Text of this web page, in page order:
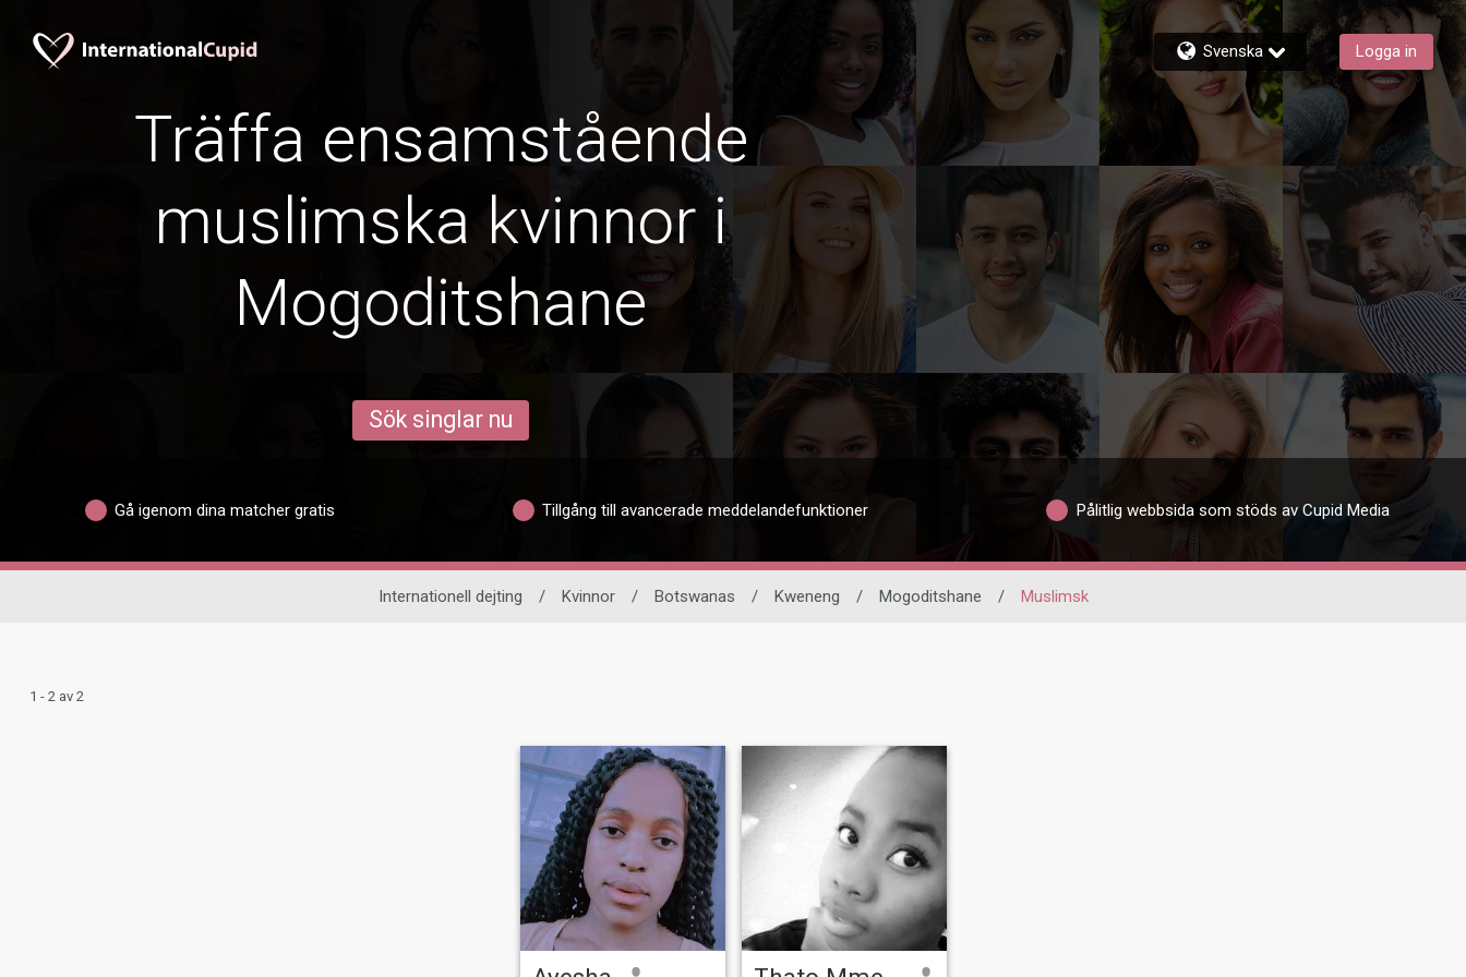
Svenska Logga in
Träffa ensamstående
muslimska kvinnor i
Mogoditshane
Sök singlar nu
Gå igenom dina matcher gratis Tillgång till avancerade meddelandefunktioner Pålitlig webbsida som stöds av Cupid Media
Internationell dejting / Kvinnor / Botswanas / Kweneng / Mogoditshane / Muslimsk
1 - 2 av 2